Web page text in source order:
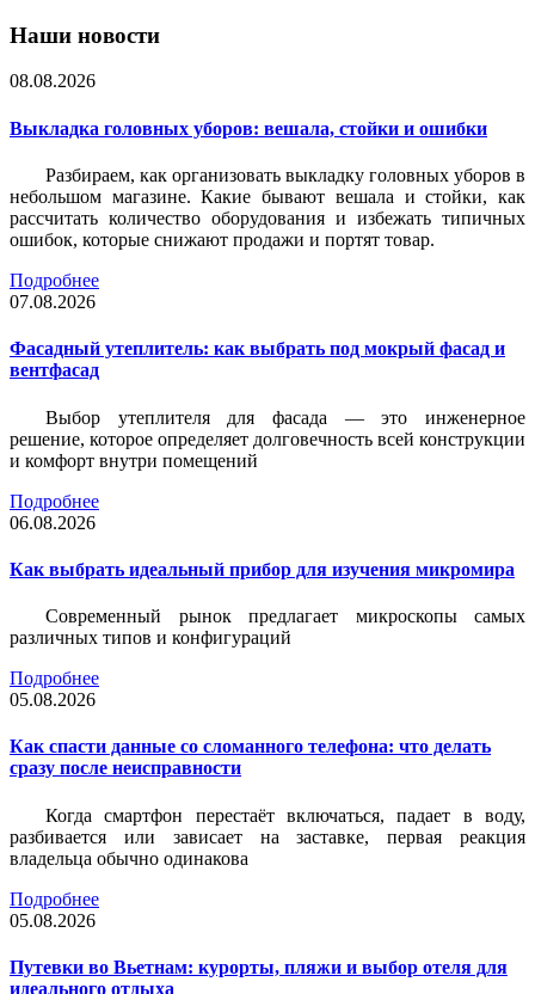
Наши новости
08.08.2026
Выкладка головных уборов: вешала, стойки и ошибки
Разбираем, как организовать выкладку головных уборов в
небольшом магазине. Какие бывают вешала и стойки, как
рассчитать количество оборудования и избежать типичных
ошибок, которые снижают продажи и портят товар.
Подробнее
07.08.2026
Фасадный утеплитель: как выбрать под мокрый фасад и
вентфасад
Выбор утеплителя для фасада — это инженерное
решение, которое определяет долговечность всей конструкции
и комфорт внутри помещений
Подробнее
06.08.2026
Как выбрать идеальный прибор для изучения микромира
Современный рынок предлагает микроскопы самых
различных типов и конфигураций
Подробнее
05.08.2026
Как спасти данные со сломанного телефона: что делать
сразу после неисправности
Когда смартфон перестаёт включаться, падает в воду,
разбивается или зависает на заставке, первая реакция
владельца обычно одинакова
Подробнее
05.08.2026
Путевки во Вьетнам: курорты, пляжи и выбор отеля для
идеального отдыха